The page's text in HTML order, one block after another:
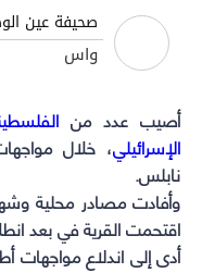
صحيفة عين
واس
أصيب عدد من
الإسرائيلي، خلال
نابلس.
وأفادت مصادر محلية
اقتحمت القرية في بعد
أدى إلى اندلاع مواجهات